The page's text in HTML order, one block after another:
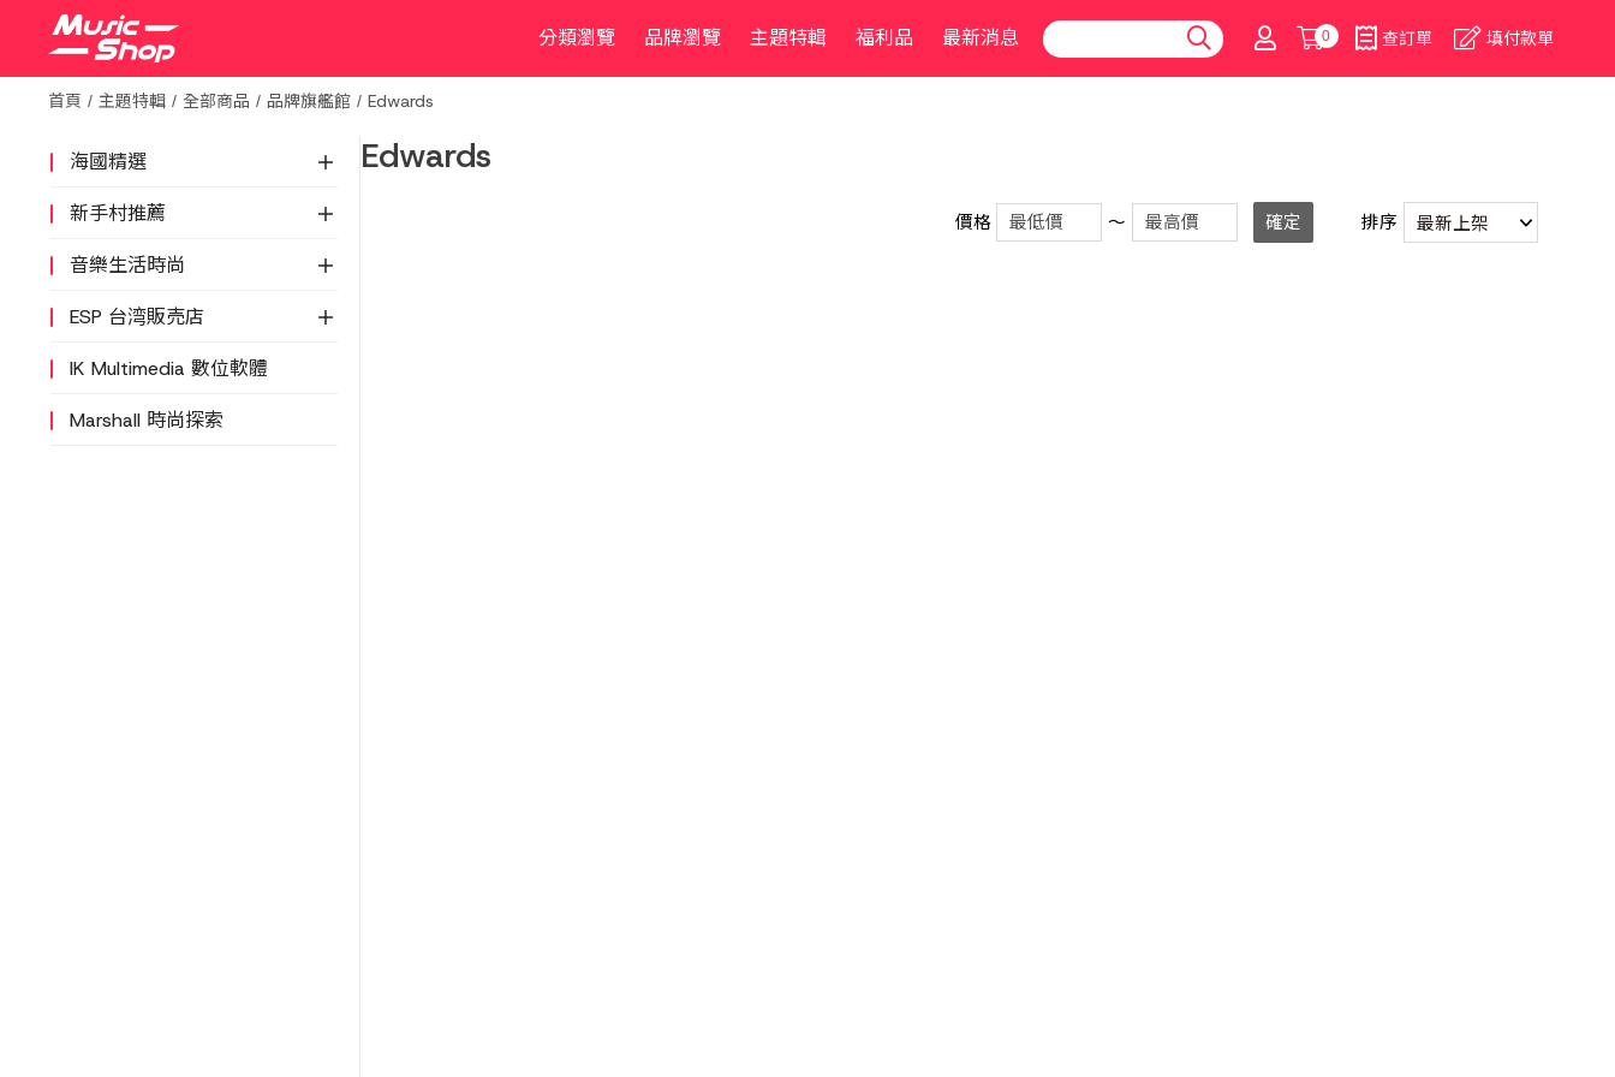
分類瀏覽 品牌瀏覽 主題特輯 福利品 最新消息 0 查訂單 填付款單
首頁 主題特輯 全部商品 品牌旗艦館 Edwards
海國精選
新手村推薦
音樂生活時尚
ESP 台湾販売店
IK Multimedia 數位軟體
Marshall 時尚探索
Edwards
價格 ～ 確定 排序